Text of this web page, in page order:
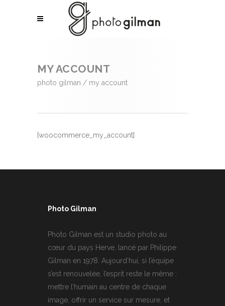
MY ACCOUNT
photo gilman / my account
[woocommerce_my_account]
Photo Gilman
Photo Gilman est un studio photo au
cœur du pays Herve, lancé par Philippe
Gilman en 1978. Aujourd’hui, si l’équipe
s’est renouvelée, l’esprit reste le même :
mettre l’humain au centre de chaque
image, offrir un service sur mesure, et